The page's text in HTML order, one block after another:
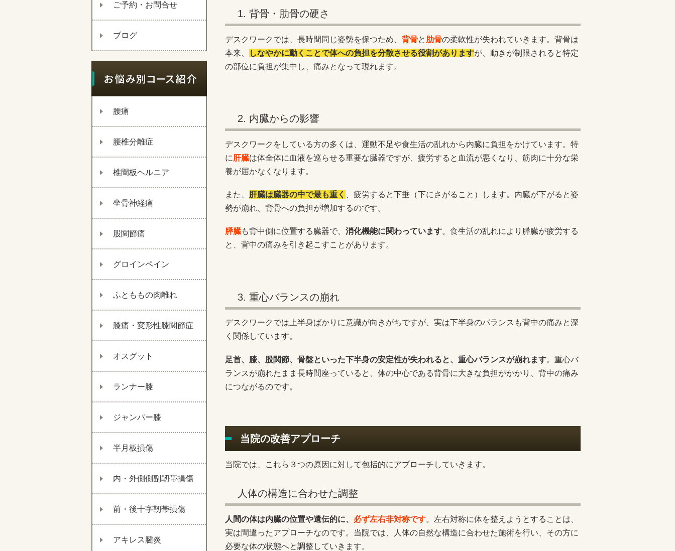
ご予約・お問合せ
ブログ
腰痛
腰椎分離症
椎間板ヘルニア
坐骨神経痛
股関節痛
グロインペイン
ふとももの肉離れ
膝痛・変形性膝関節症
オスグット
ランナー膝
ジャンパー膝
半月板損傷
内・外側側副靭帯損傷
前・後十字靭帯損傷
アキレス腱炎
1. 背骨・肋骨の硬さ
デスクワークでは、長時間同じ姿勢を保つため、 背骨と 肋骨の柔軟性が失われていきます。背骨は
本来、
しなやかに動くことで体への負担を分散させる役割がありますが、動きが制限されると特定
の部位に負担が集中し、痛みとなって現れます。
2. 内臓からの影響
デスクワークをしている方の多くは、運動不足や食生活の乱れから内臓に負担をかけています。特
に肝臓は体全体に血液を巡らせる重要な臓器ですが、疲労すると血流が悪くなり、筋肉に十分な栄
養が届かなくなります。
また、 肝臓は臓器の中で最も重く
、疲労すると下垂（下にさがること）します。内臓が下がると姿
勢が崩れ、背骨への負担が増加するのです。
膵臓も背中側に位置する臓器で、 消化機能に関わっています。食生活の乱れにより膵臓が疲労する
と、背中の痛みを引き起こすことがあります。
3. 重心バランスの崩れ
デスクワークでは上半身ばかりに意識が向きがちですが、実は下半身のバランスも背中の痛みと深
く関係しています。
足首、膝、股関節、骨盤といった下半身の安定性が失われると、重心バランスが崩れます。重心バ
ランスが崩れたまま長時間座っていると、体の中心である背骨に大きな負担がかかり、背中の痛み
につながるのです。
当院の改善アプローチ
当院では、これら３つの原因に対して包括的にアプローチしていきます。
人体の構造に合わせた調整
人間の体は内臓の位置や遺伝的に、 必ず左右非対称です。左右対称に体を整えようとすることは、
実は間違ったアプローチなのです。当院では、人体の自然な構造に合わせた施術を行い、その方に
必要な体の状態へと調整していきます。